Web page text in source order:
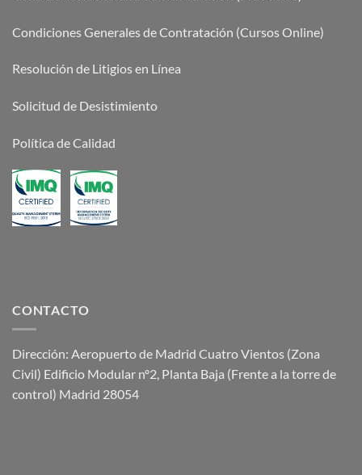
Condiciones Generales de Contratación (Cursos Online)
Resolución de Litigios en Línea
Solicitud de Desistimiento
Política de Calidad
CONTACTO
Dirección: Aeropuerto de Madrid Cuatro Vientos (Zona
Civil) Edificio Modular nº2, Planta Baja (Frente a la torre de
control) Madrid 28054